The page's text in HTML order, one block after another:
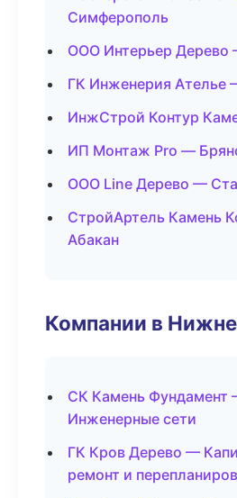
Симферополь
ООО Интерьер Дерево
ГК Инженерия Ателье
ИнжСтрой Контур
ИП Монтаж Pro —
ООО Line Дерево —
СтройАртель Камень
Абакан
Компании в
СК Камень Фундамент
Инженерные сети
ГК Кров Дерево —
ремонт и